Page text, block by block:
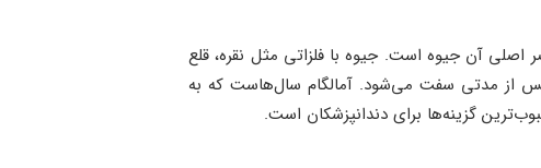
اصلی آن جیوه است. جیوه با فلزاتی مثل نقره، قلع
از مدتی سفت می‌شود. آمالگام سال‌هاست که به
گزینه‌ها برای دندانپزشکان است.